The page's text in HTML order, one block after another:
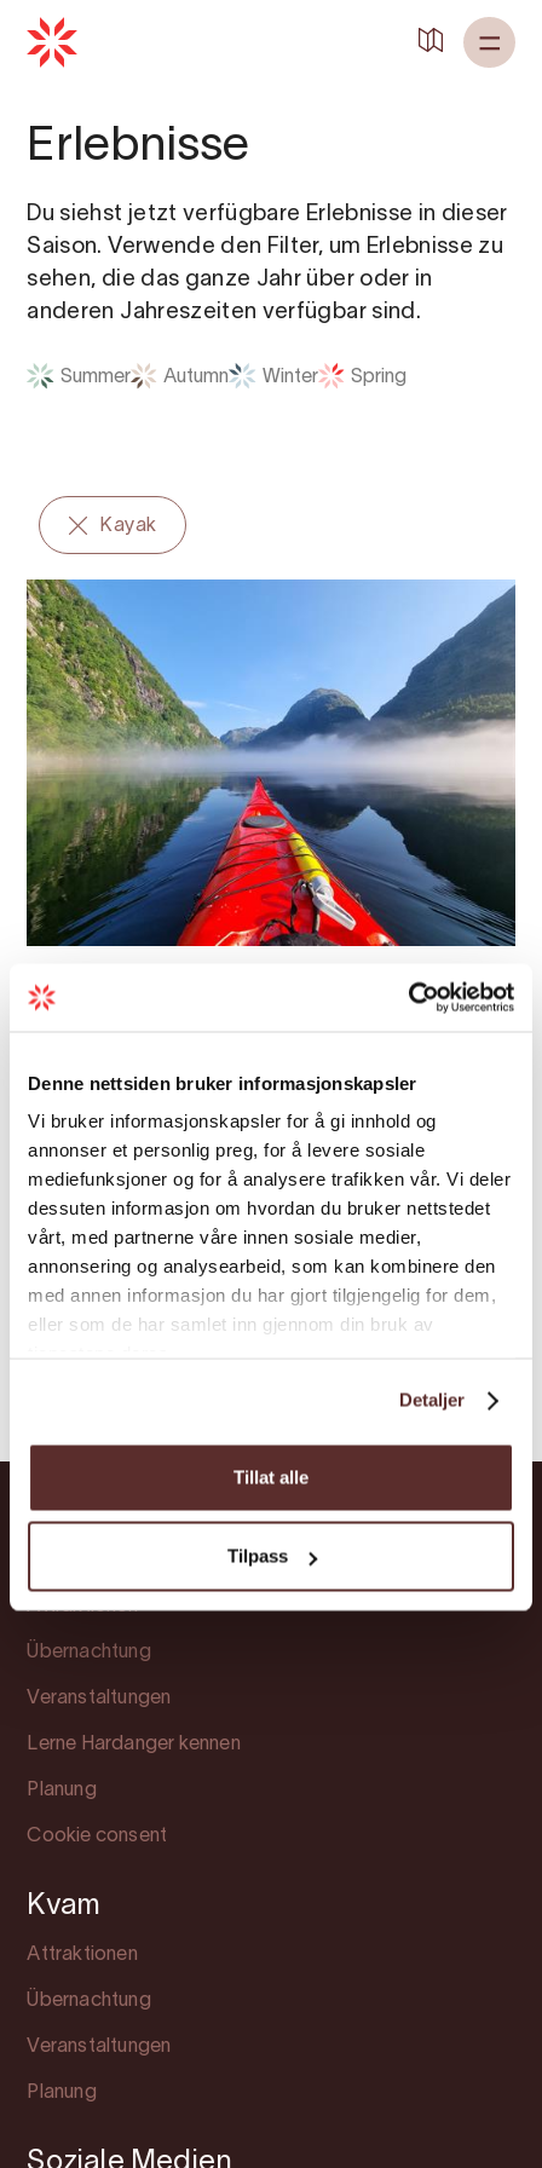
Denne nettsiden bruker informasjonskapsler
Vi bruker informasjonskapsler for å gi innhold og
annonser et personlig preg, for å levere sosiale
mediefunksjoner og for å analysere trafikken vår. Vi deler
dessuten informasjon om hvordan du bruker nettstedet
vårt, med partnerne våre innen sosiale medier,
annonsering og analysearbeid, som kan kombinere den
med annen informasjon du har gjort tilgjengelig for dem,
eller som de har samlet inn gjennom din bruk av
Detaljer
Tillat alle
Tilpass
Erlebnisse
Du siehst jetzt verfügbare Erlebnisse in dieser
Saison. Verwende den Filter, um Erlebnisse zu
sehen, die das ganze Jahr über oder in
anderen Jahreszeiten verfügbar sind.
Summer Autumn Winter Spring
Kayak
Abseilen | Ausflugsmöglichkeiten | Gipfeltouren
Sommer
Hardingfjell liegt direkt vor den Toren von
Øystese im Herzen von Hardanger –
umgeben von majestätischen Bergen und
glitzernden Fjorden, mit einem
atemberaubenden Blick auf den Folgefonna-
Gletscher. Hier erwartet S...
Attraktionen
Übernachtung
Veranstaltungen
Lerne Hardanger kennen
Planung
Cookie consent
Kvam
Attraktionen
Übernachtung
Veranstaltungen
Planung